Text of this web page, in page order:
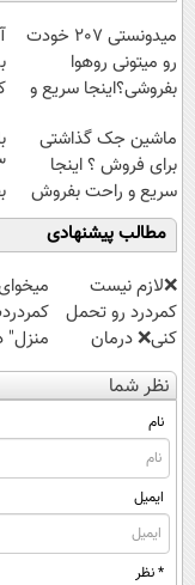
میدونستی 207 خودت
رو میتونی روهوا
بفروشی؟اینجا سریع و
ماشین جک گذاشتی
برای فروش ؟ اینجا
سریع و راحت بفروش
مطالب پیشنهادی
❌لازم نیست
کمردرد رو تحمل
کنی❌ درمان
بدون جراحی و
قرص
(پرسشنامه)
منزل"
کنی؟
نظر شما
نام
ایمیل
* نظر